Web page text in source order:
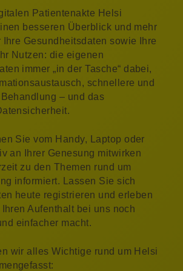
Patientenakte Helsi
besseren Überblick und mehr
Ihre Gesundheitsdaten sowie Ihre
Nutzen: die eigenen
immer „in der Tasche“ dabei,
schnellere und
– und das
Sie vom Handy, Laptop oder
an Ihrer Genesung mitwirken
zu den Themen rund um
informiert. Lassen Sie sich
heute registrieren und erleben
Aufenthalt bei uns noch
einfacher macht.
wir alles Wichtige rund um Helsi